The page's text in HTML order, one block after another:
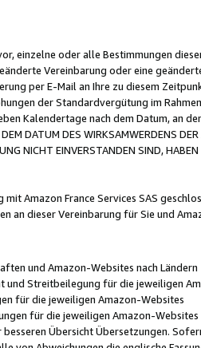
einzelne oder alle Bestimmungen
Vereinbarung oder eine
per E-Mail an Ihre zu diesem
der Standardvergütung im
Kalendertage nach dem Datum, an
DATUM DES WIRKSAMWERDENS
NICHT EINVERSTANDEN SIND,
mit Amazon France Services SAS
an dieser Vereinbarung für Sie und
und Amazon-Websites nach Ländern
und Streitbeilegung für die jeweiligen
für die jeweiligen Amazon-Websites
für die jeweiligen Amazon-Websites
besseren Übersicht Übersetzungen.